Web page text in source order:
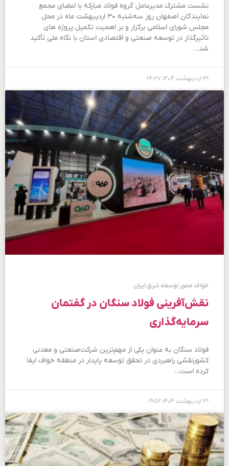
نشست مشترک مدیرعامل گروه فولاد مبارکه با اعضای مجمع
نمایندگان اصفهان روز سه‌شنبه ۳۰ اردیبهشت ماه در محل
مجلس شورای اسلامی برگزار و بر اهمیت تکمیل پروژه های
تاثیرگذار در توسعه صنعتی و اقتصادی استان با نگاه ملی تأکید
شد…
۳۱ اردیبهشت ۱۴۰۴ ۲۲:۲۷
خواف محور توسعه شرق ایران
نقش‌آفرینی فولاد سنگان در گفتمان
سرمایه‌گذاری
فولاد سنگان به عنوان یکی از مهم‌ترین شرکت‌صنعتی و معدنی
کشورنقشی راهبردی در تحقق توسعه پایدار در منطقه خواف ایفا
کرده است…
۳۱ اردیبهشت ۱۴۰۴ ۱۹:۵۲